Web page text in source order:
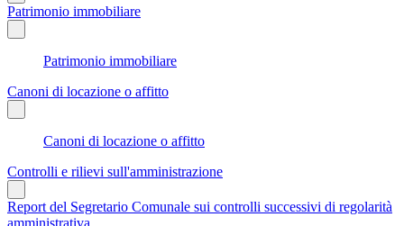
Patrimonio immobiliare
Patrimonio immobiliare
Canoni di locazione o affitto
Canoni di locazione o affitto
Controlli e rilievi sull'amministrazione
Report del Segretario Comunale sui controlli successivi di regolarità
amministrativa